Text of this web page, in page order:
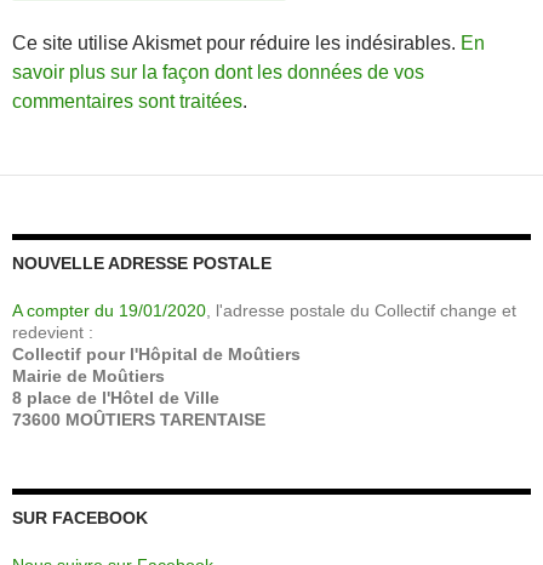
Ce site utilise Akismet pour réduire les indésirables. En
savoir plus sur la façon dont les données de vos
commentaires sont traitées.
NOUVELLE ADRESSE POSTALE
A compter du 19/01/2020 , l'adresse postale du Collectif change et
redevient :
Collectif pour l'Hôpital de Moûtiers
Mairie de Moûtiers
8 place de l'Hôtel de Ville
73600 MOÛTIERS TARENTAISE
SUR FACEBOOK